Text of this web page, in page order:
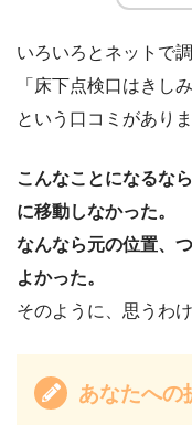
いろいろとネットで調
「床下点検口はきし
という口コミがありま
こんなことになるな
に移動しなかった。
なんなら元の位置、
よかった。
そのように、思うわけ
あなたへの